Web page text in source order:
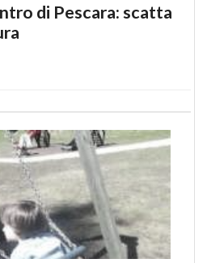
di Pescara: scatta